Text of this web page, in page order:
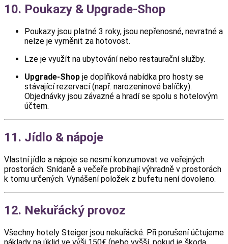
10. Poukazy & Upgrade-Shop
Poukazy jsou platné 3 roky, jsou nepřenosné, nevratné a
nelze je vyměnit za hotovost.
Lze je využít na ubytování nebo restaurační služby.
Upgrade-Shop je doplňková nabídka pro hosty se
stávající rezervací (např. narozeninové balíčky).
Objednávky jsou závazné a hradí se spolu s hotelovým
účtem.
11. Jídlo & nápoje
Vlastní jídlo a nápoje se nesmí konzumovat ve veřejných
prostorách. Snídaně a večeře probíhají výhradně v prostorách
k tomu určených. Vynášení položek z bufetu není dovoleno.
12. Nekuřácký provoz
Všechny hotely Steiger jsou nekuřácké. Při porušení účtujeme